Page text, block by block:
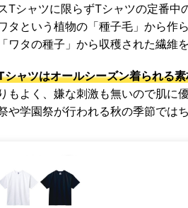
Tシャツに限らずTシャツの定番
タという植物の「種子毛」から作
ワタの種子」から収穫された繊維
シャツはオールシーズン着られる
もよく、嫌な刺激も無いので肌に
や学園祭が行われる秋の季節では